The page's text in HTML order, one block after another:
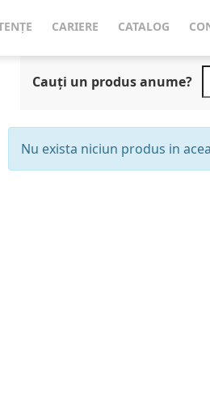
CARIERE CATALOG
Cauți un produs anume?
Nu exista niciun produs in